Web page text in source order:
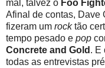
mal, talvez o Foo
Afinal de contas, Dave
fizeram um rocktão
tempo pesado e pop
Concrete and Gold . E
todas as entrevistas